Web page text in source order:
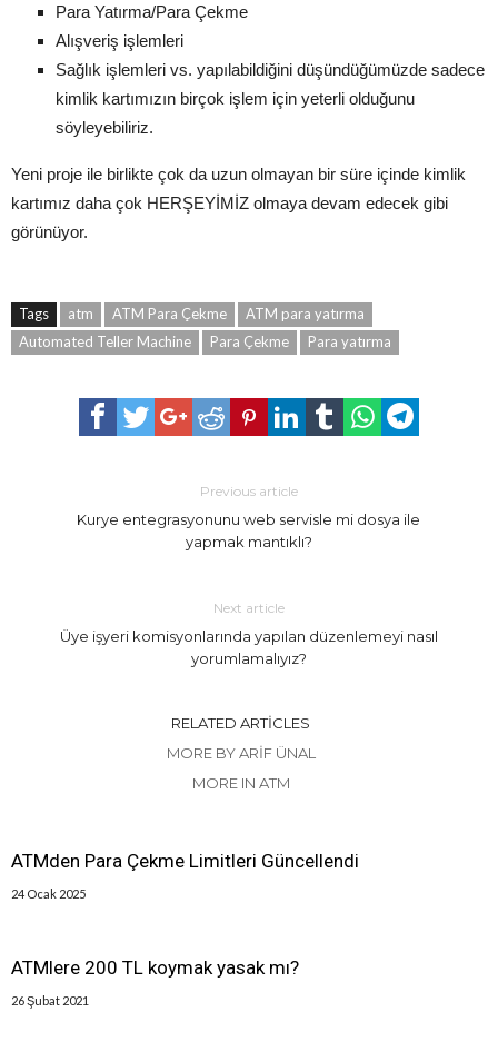
Para Yatırma/Para Çekme
Alışveriş işlemleri
Sağlık işlemleri vs. yapılabildiğini düşündüğümüzde sadece
kimlik kartımızın birçok işlem için yeterli olduğunu
söyleyebiliriz.
Yeni proje ile birlikte çok da uzun olmayan bir süre içinde kimlik
kartımız daha çok HERŞEYİMİZ olmaya devam edecek gibi
görünüyor.
Tags atm ATM Para Çekme
ATM para yatırma
Automated Teller Machine
Para Çekme Para yatırma
Previous article
Kurye entegrasyonunu web servisle mi dosya ile
yapmak mantıklı?
Next article
Üye işyeri komisyonlarında yapılan düzenlemeyi nasıl
yorumlamalıyız?
RELATED ARTICLES
MORE BY ARIF ÜNAL
MORE IN ATM
ATMden Para Çekme Limitleri Güncellendi
24 Ocak 2025
ATMlere 200 TL koymak yasak mı?
26 Şubat 2021